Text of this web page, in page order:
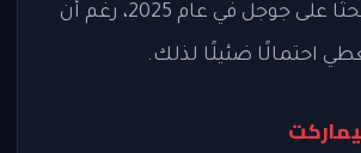
أكثر الأشخاص بحثًا على جوجل في عام 2025، رغم أن
احتمالًا ضئيلًا لذلك.